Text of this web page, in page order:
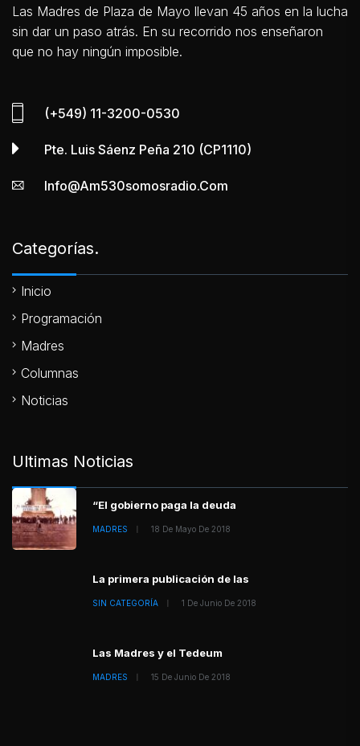
Las Madres de Plaza de Mayo llevan 45 años en la lucha
sin dar un paso atrás. En su recorrido nos enseñaron
que no hay ningún imposible.
(+549) 11-3200-0530
Pte. Luis Sáenz Peña 210 (CP1110)
Info@am530somosradio.com
Categorías.
Inicio
Programación
Madres
Columnas
Noticias
Ultimas Noticias
“El gobierno paga la deuda
MADRES 18 De Mayo De 2018
La primera publicación de las
SIN CATEGORÍA 1 De Junio De 2018
Las Madres y el Tedeum
MADRES 15 De Junio De 2018